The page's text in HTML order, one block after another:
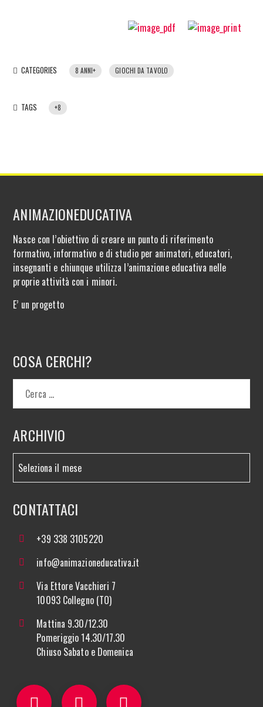
CATEGORIES 8 ANNI+ GIOCHI DA TAVOLO
TAGS +8
ANIMAZIONEDUCATIVA
Nasce con l’obiettivo di creare un punto di riferimento
formativo, informativo e di studio per animatori, educatori,
insegnanti e chiunque utilizza l’animazione educativa nelle
proprie attività con i minori.
E’ un progetto
COSA CERCHI?
ARCHIVIO
CONTATTACI
+39 338 3105220
info@animazioneducativa.it
Via Ettore Vacchieri 7
10093 Collegno (TO)
Mattina 9.30/12.30
Pomeriggio 14.30/17.30
Chiuso Sabato e Domenica